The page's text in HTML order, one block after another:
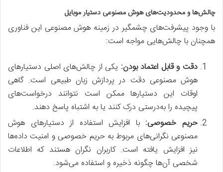
چالش‌ها و محدودیت‌های هوش مصنوعی دستیار موبایل
با وجود پیشرفت‌های چشمگیر در زمینه هوش مصنوعی این فناوری
همچنان با چالش‌هایی مواجه است:
دقت و قابل اعتماد بودن: یکی از چالش‌های اصلی دستیارهای
هوش مصنوعی دقت در پردازش زبان طبیعی است. گاهی
اوقات این دستیارها ممکن است نتوانند درخواست‌های
پیچیده را به‌درستی درک کنند یا به اشتباه پاسخ دهند.
حریم خصوصی: با افزایش استفاده از دستیارهای هوش
مصنوعی نگرانی‌های مربوط به حریم خصوصی و امنیت داده‌ها
نیز افزایش یافته است. کاربران نگران هستند که اطلاعات
شخصی آن‌ها چگونه ذخیره و استفاده می‌شود.